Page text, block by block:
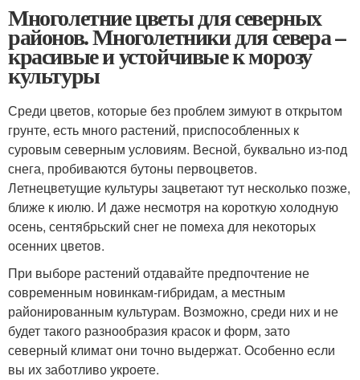
Многолетние цветы для северных
районов. Многолетники для севера –
красивые и устойчивые к морозу
культуры
Среди цветов, которые без проблем зимуют в открытом
грунте, есть много растений, приспособленных к
суровым северным условиям. Весной, буквально из-под
снега, пробиваются бутоны первоцветов.
Летнецветущие культуры зацветают тут несколько позже,
ближе к июлю. И даже несмотря на короткую холодную
осень, сентябрьский снег не помеха для некоторых
осенних цветов.
При выборе растений отдавайте предпочтение не
современным новинкам-гибридам, а местным
районированным культурам. Возможно, среди них и не
будет такого разнообразия красок и форм, зато
северный климат они точно выдержат. Особенно если
вы их заботливо укроете.